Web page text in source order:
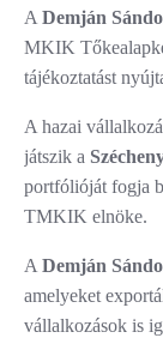
A Demján
MKIK
tájékoztatást
A hazai
játszik a
portfólióját fogja
TMKIK elnöke.
A Demján
amelyeket
vállalkozások is